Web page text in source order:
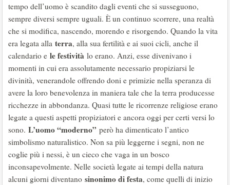
tempo dell’uomo è scandito dagli eventi che si susseguono,
sempre diversi sempre uguali. È un continuo scorrere, una realtà
che si modifica, nascendo, morendo e risorgendo. Quando la vita
era legata alla terra, alla sua fertilità e ai suoi cicli, anche il
calendario e le festività lo erano. Anzi, esse divenivano i
momenti in cui era assolutamente necessario propiziarsi le
divinità, venerandole offrendo doni e primizie nella speranza di
avere la loro benevolenza in maniera tale che la terra producesse
ricchezze in abbondanza. Quasi tutte le ricorrenze religiose erano
legate a questi aspetti propiziatori e ancora oggi per certi versi lo
sono. L’uomo “moderno” però ha dimenticato l’antico
simbolismo naturalistico. Non sa più leggerne i segni, non ne
coglie più i nessi, è un cieco che vaga in un bosco
inconsapevolmente. Nelle società legate ai tempi della natura
alcuni giorni diventano sinonimo di festa, come quelli di inizio